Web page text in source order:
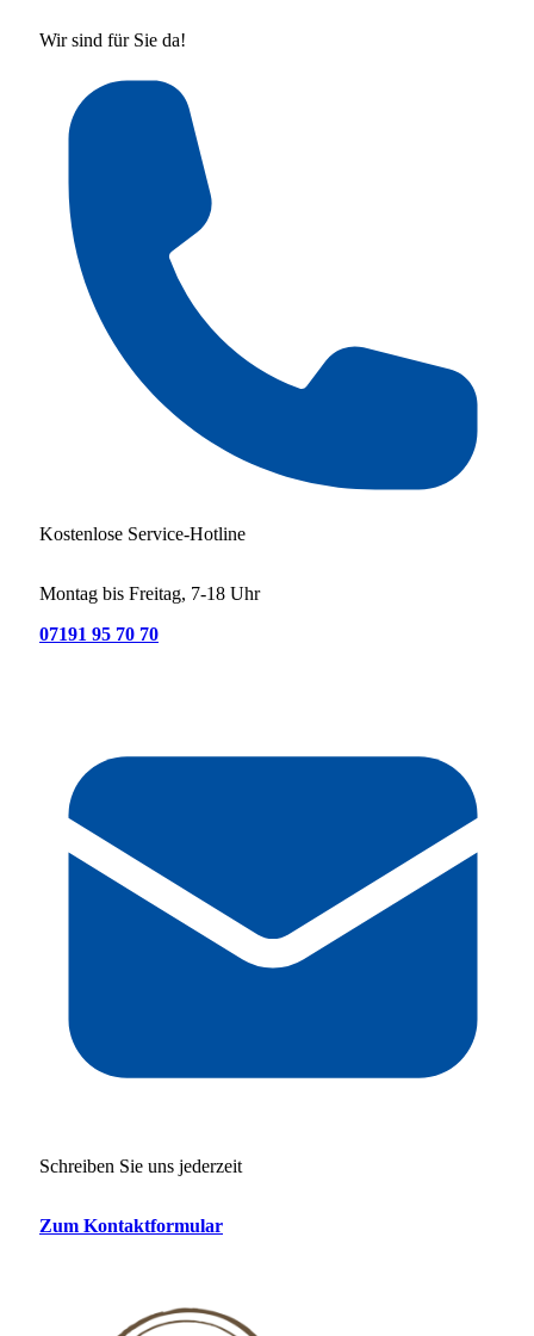
Wir sind für Sie da!
Kostenlose Service-Hotline
Montag bis Freitag, 7-18 Uhr
07191 95 70 70
Schreiben Sie uns jederzeit
Zum Kontaktformular